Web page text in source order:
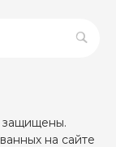
защищены.
на сайте